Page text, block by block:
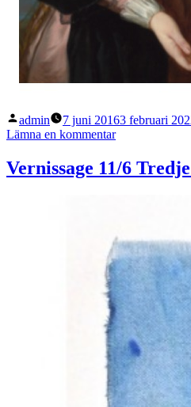
Publicerat
av
admin 7 juni 20163 februari
Lämna en kommentartill
Vernissage 11/6